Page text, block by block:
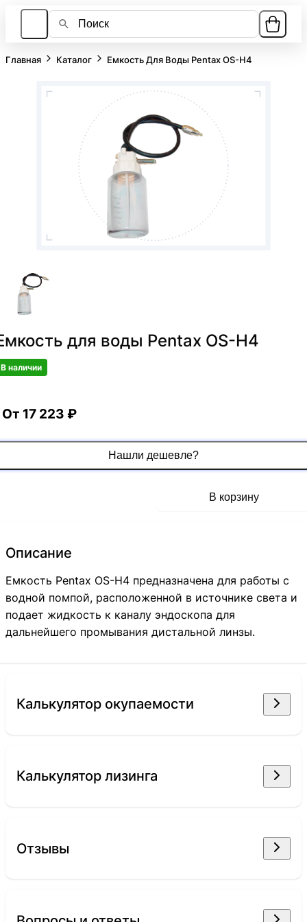
Каталог
О компании
Ответы на вопросы
Контакты
Новости
8 951 800-80-27
Главная Каталог Емкость Для Воды Pentax OS-H4
Описание
Емкость Pentax OS-H4 предназначена для работы с
водной помпой, расположенной в источнике света и
подает жидкость к каналу эндоскопа для
дальнейшего промывания дистальной линзы.
для воды Pentax OS-H4
В наличии
От 17 223 ₽
Нашли дешевле?
5149-48ae-8671-53ffa3609508В корзину
Калькулятор окупаемости
Калькулятор лизинга
Отзывы